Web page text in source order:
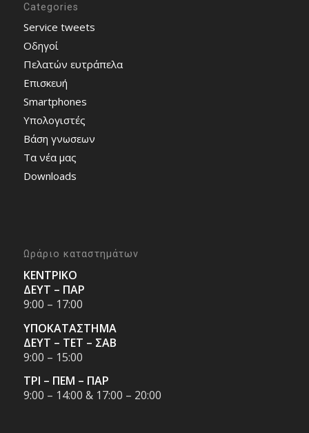
Categories
Service tweets
Οδηγοί
Πελατών ευτράπελα
Επισκευή
Smartphones
Υπολογιστές
Bάση γνωσεων
Τα νέα μας
Downloads
Ωράριο καταστημάτων
ΚΕΝΤΡΙΚΟ
ΔΕΥΤ – ΠΑΡ
9:00 – 17:00
ΥΠΟΚΑΤΑΣΤΗΜΑ
ΔΕΥΤ – ΤΕΤ – ΣΑΒ
9:00 – 15:00
ΤΡΙ – ΠΕΜ – ΠΑΡ
9:00 – 14:00 & 17:00 – 20:00